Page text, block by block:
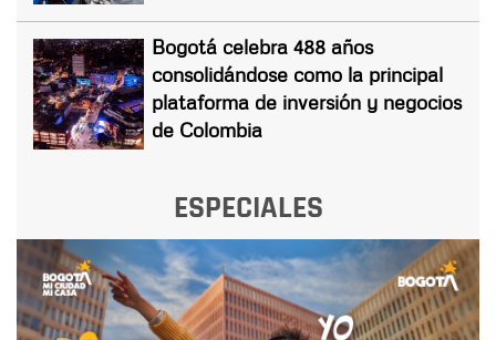
Bogotá celebra 488 años
consolidándose como la principal
plataforma de inversión y negocios
de Colombia
ESPECIALES